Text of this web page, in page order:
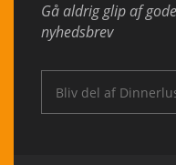
Gå aldrig glip af
nyhedsbrev